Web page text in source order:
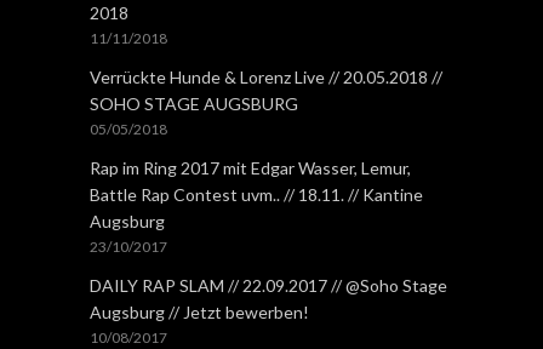
2018
11/11/2018
Verrückte Hunde & Lorenz Live // 20.05.2018 //
SOHO STAGE AUGSBURG
05/05/2018
Rap im Ring 2017 mit Edgar Wasser, Lemur,
Battle Rap Contest uvm.. // 18.11. // Kantine
Augsburg
23/10/2017
DAILY RAP SLAM // 22.09.2017 // @Soho Stage
Augsburg // Jetzt bewerben!
10/08/2017